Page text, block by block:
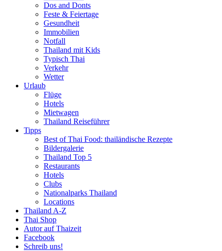
Dos and Donts
Feste & Feiertage
Gesundheit
Immobilien
Notfall
Thailand mit Kids
Typisch Thai
Verkehr
Wetter
Urlaub
Flüge
Hotels
Mietwagen
Thailand Reiseführer
Tipps
Best of Thai Food: thailändische Rezepte
Bildergalerie
Thailand Top 5
Restaurants
Hotels
Clubs
Nationalparks Thailand
Locations
Thailand A-Z
Thai Shop
Autor auf Thaizeit
Facebook
Schreib uns!